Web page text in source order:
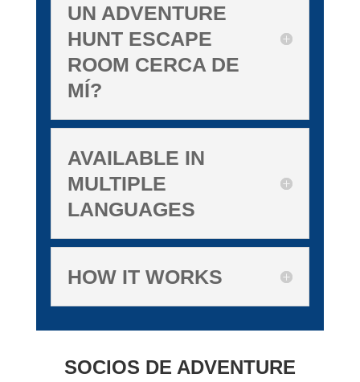
UN ADVENTURE
HUNT ESCAPE
ROOM CERCA DE
MÍ?
AVAILABLE IN
MULTIPLE
LANGUAGES
HOW IT WORKS
SOCIOS DE ADVENTURE